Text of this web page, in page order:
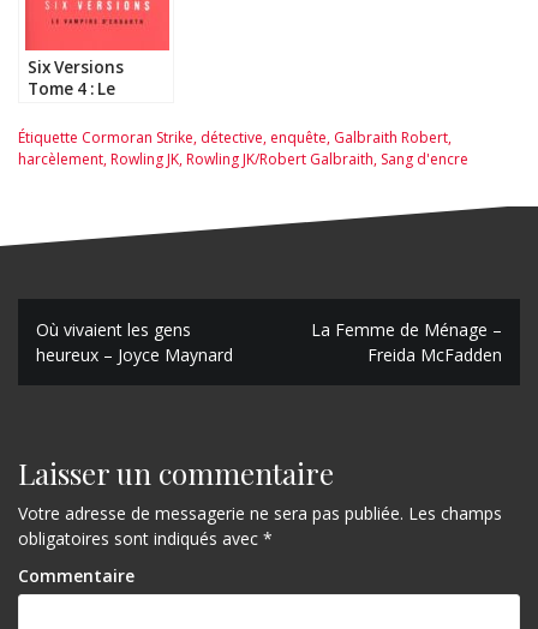
Six Versions
Tome 4 : Le
d’Ergarth – Matt
Wesolowski
Étiquette Cormoran Strike, détective, enquête, Galbraith Robert,
harcèlement,Rowling JK,Rowling JK/Robert Galbraith, Sang d'encre
N
a
i
g
a
t
Où vivaient les gens
heureux – Joyce Maynard
La Femme de Ménage –
Freida McFadden
Laisser un commentaire
Votre adresse de messagerie ne sera pas publiée. Les champs
obligatoires sont indiqués avec *
Commentaire